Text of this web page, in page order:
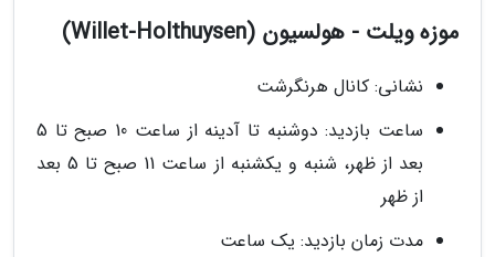
موزه ویلت - هولسیون (Willet-Holthuysen)
نشانی: کانال هرنگرشت
ساعت بازدید: دوشنبه تا آدینه از ساعت 10 صبح تا 5
بعد از ظهر، شنبه و یکشنبه از ساعت 11 صبح تا 5 بعد
از ظهر
مدت زمان بازدید: یک ساعت